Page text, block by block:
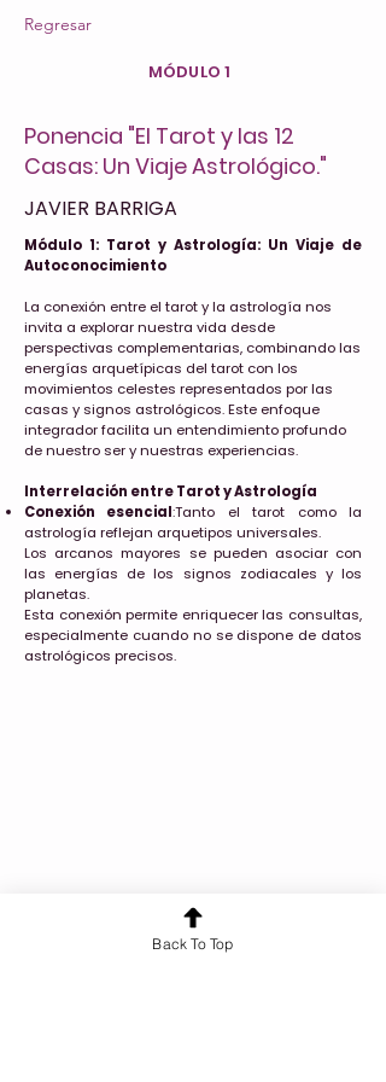
Regresar
MÓDULO 1
Ponencia "El Tarot y las 12
Casas: Un Viaje Astrológico."
JAVIER BARRIGA
Módulo 1: Tarot y Astrología: Un Viaje de
Autoconocimiento
La conexión entre el tarot y la astrología nos
invita a explorar nuestra vida desde
perspectivas complementarias, combinando las
energías arquetípicas del tarot con los
movimientos celestes representados por las
casas y signos astrológicos. Este enfoque
integrador facilita un entendimiento profundo
de nuestro ser y nuestras experiencias.
Interrelación entre Tarot y Astrología
Conexión esencial:Tanto el tarot como la
astrología reflejan arquetipos universales.
Los arcanos mayores se pueden asociar con
las energías de los signos zodiacales y los
planetas.
Esta conexión permite enriquecer las consultas,
especialmente cuando no se dispone de datos
astrológicos precisos.
Back To Top